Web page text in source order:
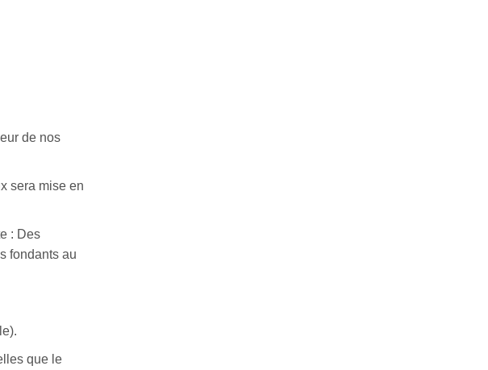
de nos
sera mise en
: Des
fondants au
que le